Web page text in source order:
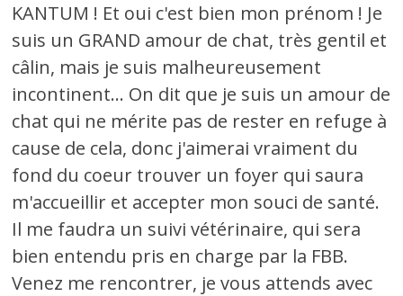
KANTUM ! Et oui c'est bien mon prénom ! Je
suis un GRAND amour de chat, très gentil et
câlin, mais je suis malheureusement
incontinent... On dit que je suis un amour de
chat qui ne mérite pas de rester en refuge à
cause de cela, donc j'aimerai vraiment du
fond du coeur trouver un foyer qui saura
m'accueillir et accepter mon souci de santé.
Il me faudra un suivi vétérinaire, qui sera
bien entendu pris en charge par la FBB.
Venez me rencontrer, je vous attends avec